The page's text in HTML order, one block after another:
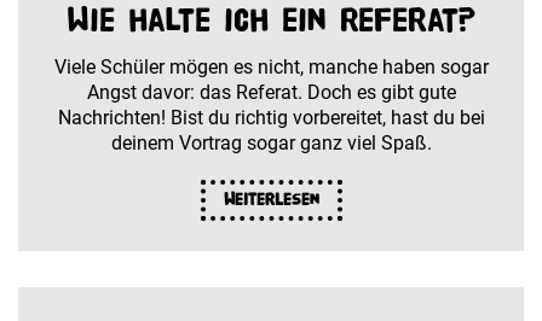
Wie halte ich ein Referat?
Viele Schüler mögen es nicht, manche haben sogar
Angst davor: das Referat. Doch es gibt gute
Nachrichten! Bist du richtig vorbereitet, hast du bei
deinem Vortrag sogar ganz viel Spaß.
Weiterlesen